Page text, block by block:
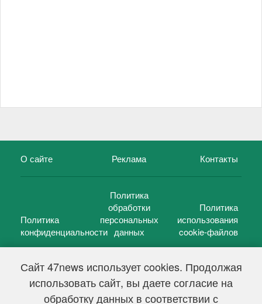
Сайт 47news использует cookies. Продолжая
использовать сайт, вы даете согласие на
обработку данных в соответствии с
О сайте Реклама Контакты
Политика
конфиденциальности
Политика
обработки
персональных
данных
Политика
использования
cookie-файлов
47 новостей (47 news)2005 — 2026 г.
Свидетельство о регистрации СМИ Эл № ФС 77-39848, выдано